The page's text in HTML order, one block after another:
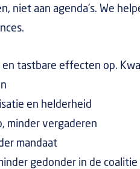
niet aan agenda’s. We
tastbare effecten op.
en helderheid
minder vergaderen
mandaat
gedonder in de coalitie